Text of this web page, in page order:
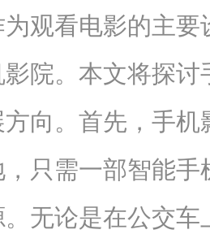
观看电影的主
院。本文将探讨
向。首先，手
只需一部智能
无论是在公交车